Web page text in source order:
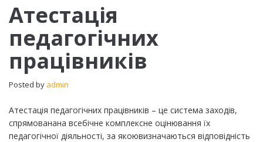
Атестація
педагогічних
працівників
Posted by admin
Атестація педагогічних працівників – це система заходів,
спрямованана всебічне комплексне оцінювання їх
педагогічної діяльності, за якоювизначаються відповідність